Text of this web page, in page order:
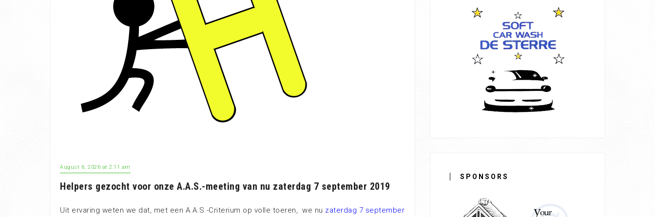
August 6, 2026 at 2:11 am
Helpers gezocht voor onze A.A.S.-meeting van nu zaterdag 7 september 2019
Uit ervaring weten we dat, met een A.A.S.-Criterium op volle toeren, we nu zaterdag 7 september
SPONSORS